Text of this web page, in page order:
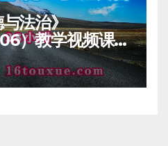
法治》
）教学视频课程